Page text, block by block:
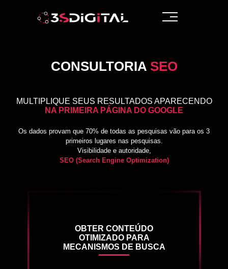
CONSULTORIA SEO
MULTIPLIQUE SEUS RESULTADOS APARECENDO
NA PRIMEIRA PÁGINA DO GOOGLE
Os dados provam que 70% de todas as pesquisas vão para os 3
primeiros lugares nas pesquisas.
Visibilidade e autoridade,
SEO (Search Engine Optimization)
OBTER CONTEÚDO
OTIMIZADO PARA
MECANISMOS DE BUSCA